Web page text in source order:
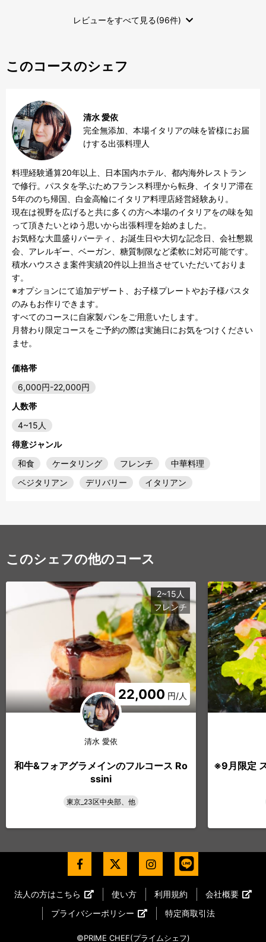
レビューをすべて見る(96件)
このコースのシェフ
清水 愛依
完全無添加、本場イタリアの味を皆様にお届
けする出張料理人
料理経験通算20年以上、日本国内ホテル、都内海外レストラン
で修行。パスタを学ぶためフランス料理から転身、イタリア滞在
5年ののち帰国、白金高輪にイタリア料理店経営経験あり。
現在は視野を広げると共に多くの方へ本場のイタリアをの味を知
って頂きたいとゆう思いから出張料理を始めました。
お気軽な大皿盛りパーティ、お誕生日や大切な記念日、会社懇親
会、アレルギー、ベーガン、糖質制限など柔軟に対応可能です。
積水ハウスさま案件実績20件以上担当させていただいておりま
す。
※オプションにて追加デザート、お子様プレートやお子様パスタ
のみもお作りできます。
すべてのコースに自家製パンをご用意いたします。
月替わり限定コースをご予約の際は実施日にお気をつけください
ませ。
価格帯
6,000円-22,000円
人数帯
4~15人
得意ジャンル
和食
ケータリング フレンチ
中華料理
ベジタリアン
デリバリー イタリアン
このシェフの他のコース
22,000 円/人
2~15人
フレンチ
清水 愛依
和牛&フォアグラメインのフルコース Ro
ssini
東京_23区中央部、他
※9月限定
法人の方はこちら 使い方 利用規約
会社概要
プライバシーポリシー
特定商取引法
©PRIME CHEF(プライムシェフ)